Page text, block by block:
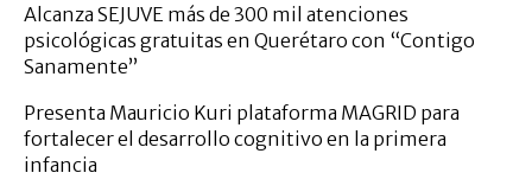
Alcanza SEJUVE más de 300 mil atenciones
psicológicas gratuitas en Querétaro con “Contigo
Sanamente”
Presenta Mauricio Kuri plataforma MAGRID para
fortalecer el desarrollo cognitivo en la primera
infancia